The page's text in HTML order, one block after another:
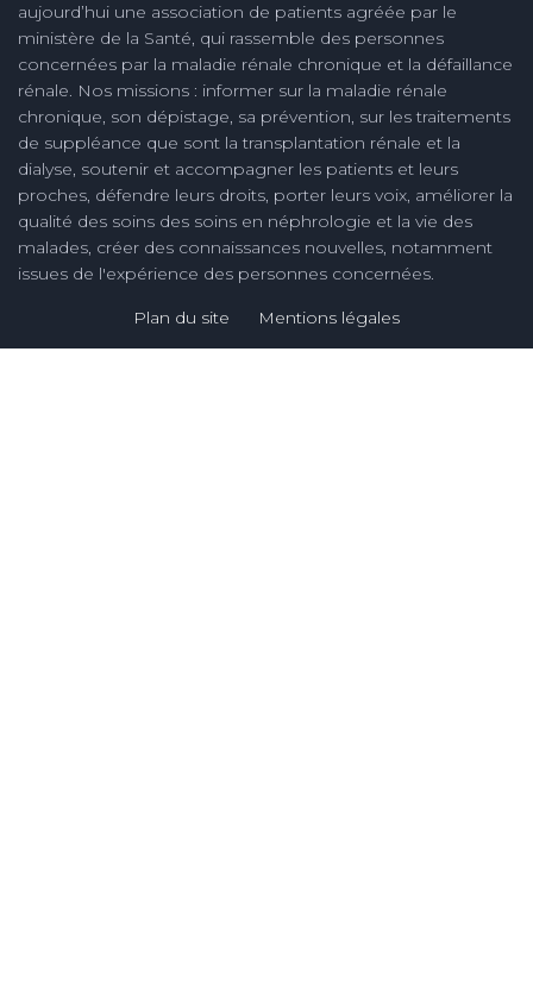
aujourd’hui une association de patients agréée par le
ministère de la Santé, qui rassemble des personnes
concernées par la maladie rénale chronique et la défaillance
rénale. Nos missions : informer sur la maladie rénale
chronique, son dépistage, sa prévention, sur les traitements
de suppléance que sont la transplantation rénale et la
dialyse, soutenir et accompagner les patients et leurs
proches, défendre leurs droits, porter leurs voix, améliorer la
qualité des soins des soins en néphrologie et la vie des
malades, créer des connaissances nouvelles, notamment
issues de l'expérience des personnes concernées.
Plan du site Mentions légales